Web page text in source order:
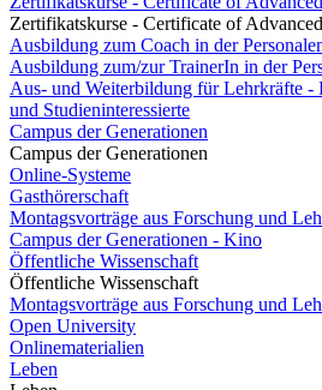
Zertifikatskurse - Certificate of
Ausbildung zum Coach in der
Ausbildung zum/zur TrainerIn in der
Aus- und Weiterbildung für Lehrkräfte -
und Studieninteressierte
Campus der Generationen
Campus der Generationen
Online-Systeme
Gasthörerschaft
Montagsvorträge aus Forschung und
Campus der Generationen - Kino
Öffentliche Wissenschaft
Öffentliche Wissenschaft
Montagsvorträge aus Forschung und
Open University
Onlinematerialien
Leben